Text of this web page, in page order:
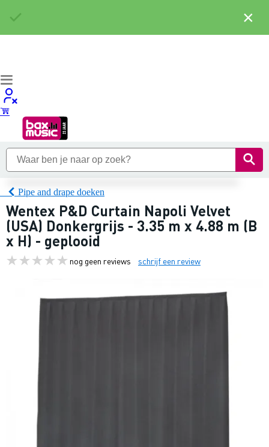
Pipe and drape doeken
Wentex P&D Curtain Napoli Velvet
(USA) Donkergrijs - 3.35 m x 4.88 m (B
x H) - geplooid
nog geen reviews schrijf een review
×